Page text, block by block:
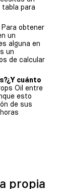
para
Para obtener
un
alguna en
un
de calcular
cuánto
Oil entre
esto
de sus
propia